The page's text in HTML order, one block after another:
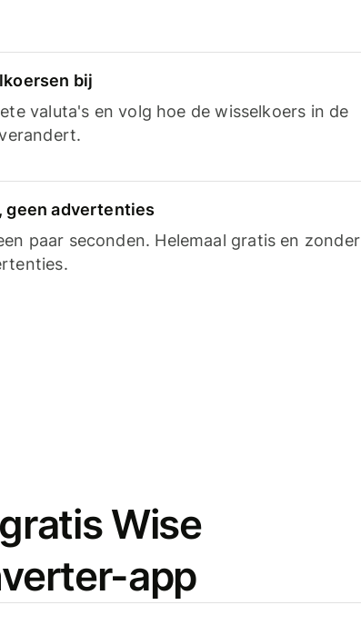
bij
valuta's en volg hoe de wisselkoers in de
geen advertenties
paar seconden. Helemaal gratis en zonder
Wise
app